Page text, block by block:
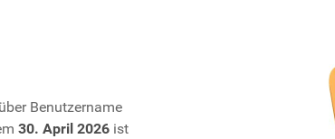
Benutzername
30. April 2026 ist